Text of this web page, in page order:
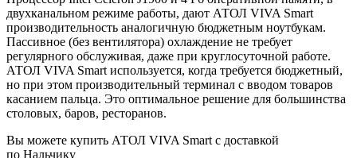
двухканальном режиме работы, дают АТОЛ VIVA Smart
производительность аналогичную бюджетным ноутбукам.
Пассивное (без вентилятора) охлаждение не требует
регулярного обслуживая, даже при круглосуточной работе.
АТОЛ VIVA Smart используется, когда требуется бюджетный,
но при этом производительный терминал с вводом товаров
касанием пальца. Это оптимальное решение для большинства
столовых, баров, ресторанов.
Вы можете купить АТОЛ VIVA Smart с доставкой
по Нальчику